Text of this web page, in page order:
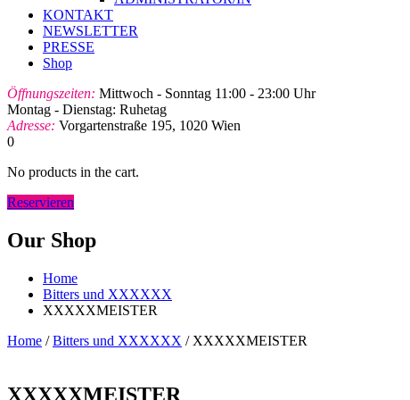
KONTAKT
NEWSLETTER
PRESSE
Shop
Öffnungszeiten: Mittwoch - Sonntag 11:00 - 23:00 Uhr
Montag - Dienstag: Ruhetag
Adresse: Vorgartenstraße 195, 1020 Wien
0
No products in the cart.
Reservieren
Our Shop
Home
Bitters und XXXXXX
XXXXXMEISTER
Home /Bitters und XXXXXX / XXXXXMEISTER
XXXXXMEISTER